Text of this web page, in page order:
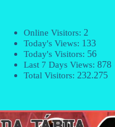
Online Visitors: 2
Today's Views: 133
Today's Visitors: 56
Last 7 Days Views: 878
Total Visitors: 232.275